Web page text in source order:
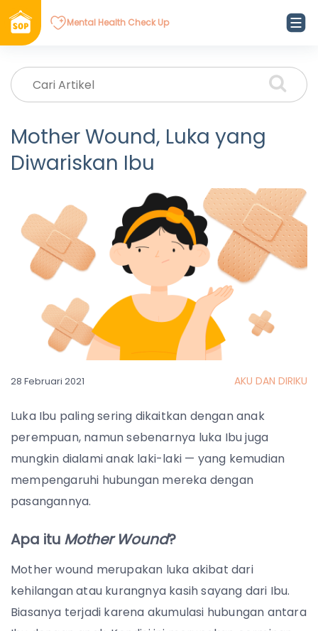
Mental Health Check Up
Mother Wound, Luka yang
Diwariskan Ibu
28 Februari 2021 AKU DAN DIRIKU
Luka Ibu paling sering dikaitkan dengan anak
perempuan, namun sebenarnya luka Ibu juga
mungkin dialami anak laki-laki — yang kemudian
mempengaruhi hubungan mereka dengan
pasangannya.
Apa itu Mother Wound?
Mother wound merupakan luka akibat dari
kehilangan atau kurangnya kasih sayang dari Ibu.
Biasanya terjadi karena akumulasi hubungan antara